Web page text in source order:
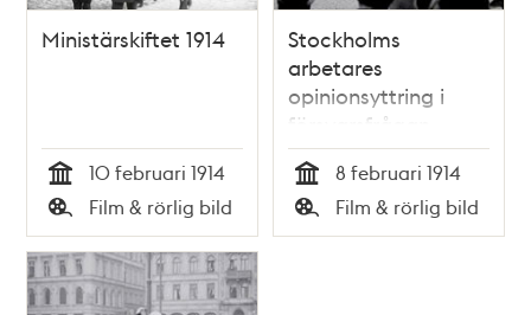
Ministärskiftet 1914
Tid
10 februari 1914
Typ
Film & rörlig bild
Stockholms
arbetares
opinionsyttring i
försvarsfrågan
Tid
8 februari 1914
Typ
Film & rörlig bild